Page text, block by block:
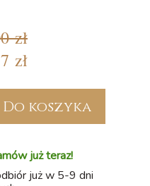
zł
zł
Do koszyka
już teraz!
już w 5-9 dni